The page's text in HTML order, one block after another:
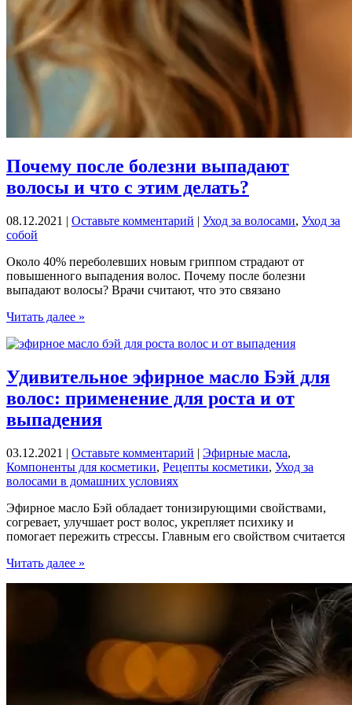
Почему после болезни выпадают
волосы и что с этим делать?
08.12.2021 | Оставьте комментарий | Уход за волосами, Уход за
собой
Около 40% переболевших новым гриппом страдают от
повышенного выпадения волос. Почему после болезни
выпадают волосы? Врачи считают, что это связано
Почему
болезни
волосы
и
что
с
этим
Читать далее »
Удивительное эфирное масло Бэй для
волос: применение для роста и от
выпадения
03.12.2021 | Оставьте комментарий | Эфирные масла,
Компоненты для косметики, Рецепты косметики, Уход за
волосами в домашних условиях
Эфирное масло Бэй обладает тонизирующими свойствами,
согревает, улучшает рост волос, укрепляет психику и
помогает пережить стрессы. Главным его свойством считается
Удивительное
Читать далее »